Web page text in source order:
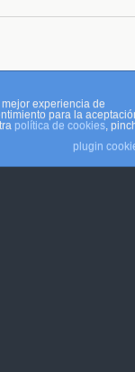
experiencia de
para la
política de cookies,
plugin